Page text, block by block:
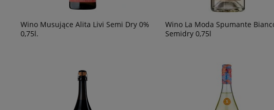
Wino Musujące Alita Livi Semi Dry 0%
0,75l.
Wino La Moda Spumante
Semidry 0,75l